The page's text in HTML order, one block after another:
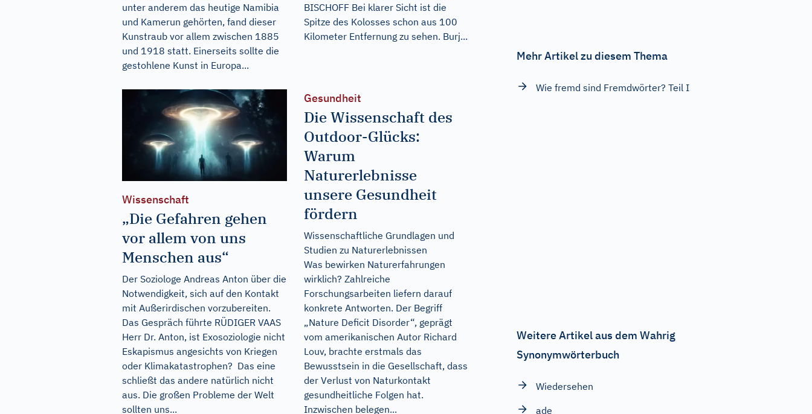
unter anderem das heutige Namibia
und Kamerun gehörten, fand dieser
Kunstraub vor allem zwischen 1885
und 1918 statt. Einerseits sollte die
gestohlene Kunst in Europa...
BISCHOFF Bei klarer Sicht ist die
Spitze des Kolosses schon aus 100
Kilometer Entfernung zu sehen. Burj...
Wissenschaft
„Die Gefahren gehen
vor allem von uns
Menschen aus“
Der Soziologe Andreas Anton über die
Notwendigkeit, sich auf den Kontakt
mit Außerirdischen vorzubereiten.
Das Gespräch führte RÜDIGER VAAS
Herr Dr. Anton, ist Exosoziologie nicht
Eskapismus angesichts von Kriegen
oder Klimakatastrophen? Das eine
schließt das andere natürlich nicht
aus. Die großen Probleme der Welt
sollten uns...
Gesundheit
Die Wissenschaft des
Outdoor-Glücks:
Warum
Naturerlebnisse
unsere Gesundheit
fördern
Wissenschaftliche Grundlagen und
Studien zu Naturerlebnissen
Was bewirken Naturerfahrungen
wirklich? Zahlreiche
Forschungsarbeiten liefern darauf
konkrete Antworten. Der Begriff
„Nature Deficit Disorder“, geprägt
vom amerikanischen Autor Richard
Louv, brachte erstmals das
Bewusstsein in die Gesellschaft, dass
der Verlust von Naturkontakt
gesundheitliche Folgen hat.
Inzwischen belegen...
Mehr Artikel zu diesem Thema
Wie fremd sind Fremdwörter? Teil I
Weitere Artikel aus dem Wahrig
Synonymwörterbuch
Wiedersehen
ade